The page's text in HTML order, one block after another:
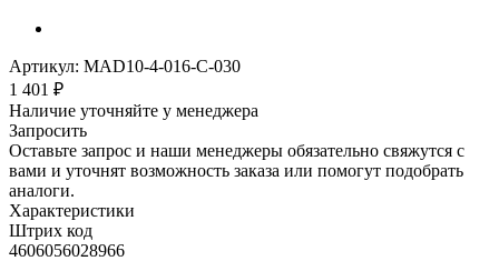
Артикул: MAD10-4-016-C-030
1 401 ₽
Наличие уточняйте у менеджера
Запросить
Оставьте запрос и наши менеджеры обязательно свяжутся с
вами и уточнят возможность заказа или помогут подобрать
аналоги.
Характеристики
Штрих код
4606056028966